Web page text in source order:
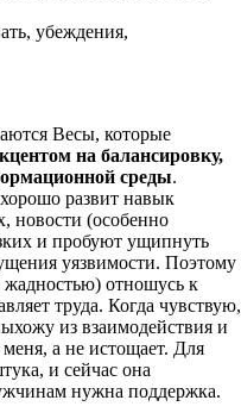
убеждения,
Весы, которые
на балансировку,
среды.
развит навык
новости (особенно
и пробуют ущипнуть
уязвимости. Поэтому
жадностью) отношусь к
труда. Когда чувствую,
из взаимодействия и
а не истощает. Для
и сейчас она
нужна поддержка.